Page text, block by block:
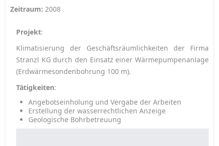
Zeitraum: 2008
Projekt:
Klimatisierung der Geschäftsräumlichkeiten der Firma
Stranzl KG durch den Einsatz einer Wärmepumpenanlage
(Erdwärmesondenbohrung 100 m).
Tätigkeiten:
Angebotseinholung und Vergabe der Arbeiten
Erstellung der wasserrechtlichen Anzeige
Geologische Bohrbetreuung